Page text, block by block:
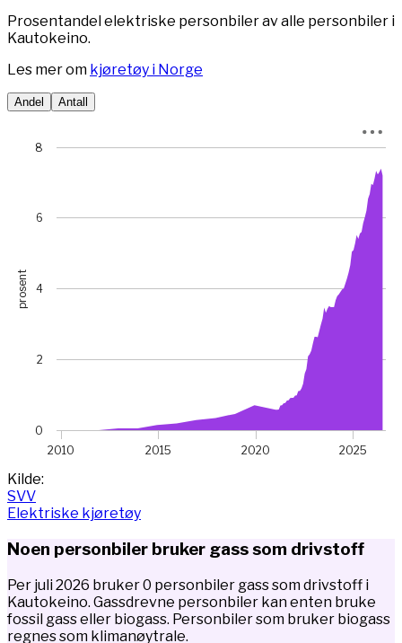
Prosentandel elektriske personbiler av alle personbiler i
Kautokeino.
Les mer om kjøretøy i Norge
Andel Antall
The chart has 1 X axis displaying Time. Data ranges from
The chart has 1 Y axis displaying prosent. Data ranges
prosent
2010 2015 2020 2025
0
2
4
6
8
End of interactive chart.
Kilde:
SVV
Elektriske kjøretøy
Noen personbiler bruker gass som drivstoff
Per juli 2026 bruker 0 personbiler gass som drivstoff i
Kautokeino. Gassdrevne personbiler kan enten bruke
fossil gass eller biogass. Personbiler som bruker biogass
regnes som klimanøytrale.